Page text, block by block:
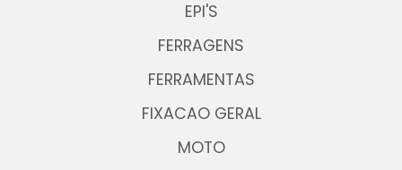
EPI'S
FERRAGENS
FERRAMENTAS
FIXACAO GERAL
MOTO